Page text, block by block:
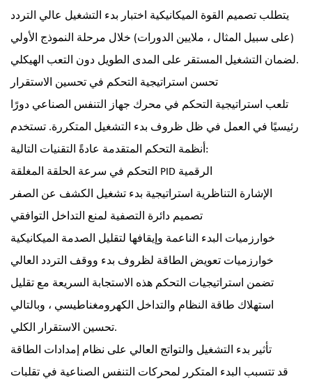
يتطلب تصميم القوة الميكانيكية اختبار بدء التشغيل عالي التردد
(على سبيل المثال ، ملايين الدورات) خلال مرحلة النموذج الأولي
لضمان التشغيل المستقر على المدى الطويل دون التعب الهيكلي.
تحسن استراتيجية التحكم في تحسين الاستقرار
تلعب استراتيجية التحكم في محرك جهاز التنفس الصناعي دورًا
رئيسيًا في العمل في ظل ظروف بدء التشغيل المتكررة. تستخدم
أنظمة التحكم المتقدمة عادةً التقنيات التالية:
التحكم في سرعة الحلقة المغلقة PID الرقمية
الإشارة التناظرية استراتيجية بدء تشغيل الكشف عن الصفر
تصميم دائرة التصفية لمنع التداخل التوافقي
خوارزميات البدء الناعمة وإيقافها لتقليل الصدمة الميكانيكية
خوارزميات تعويض الطاقة لظروف بدء ووقف التردد العالي
تضمن استراتيجيات التحكم هذه الاستجابة السريعة مع تقليل
استهلاك طاقة النظام والتداخل الكهرومغناطيسي ، وبالتالي
تحسين الاستقرار الكلي.
تأثير بدء التشغيل والتواتج العالي على نظام إمدادات الطاقة
قد تتسبب البدء المتكرر لمحركات التنفس الصناعية في تقلبات